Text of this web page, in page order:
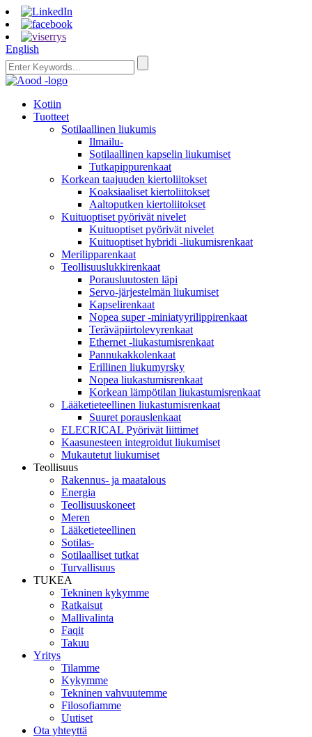
English
Kotiin
Tuotteet
Sotilaallinen liukumis
Ilmailu-
Sotilaallinen kapselin liukumiset
Tutkapippurenkaat
Korkean taajuuden kiertoliitokset
Koaksiaaliset kiertoliitokset
Aaltoputken kiertoliitokset
Kuituoptiset pyörivät nivelet
Kuituoptiset pyörivät nivelet
Kuituoptiset hybridi -liukumisrenkaat
Merilipparenkaat
Teollisuuslukkirenkaat
Porausluutosten läpi
Servo-järjestelmän liukumiset
Kapselirenkaat
Nopea super -miniatyyrilippirenkaat
Teräväpiirtolevyrenkaat
Ethernet -liukastumisrenkaat
Pannukakkolenkaat
Erillinen liukumyrsky
Nopea liukastumisrenkaat
Korkean lämpötilan liukastumisrenkaat
Lääketieteellinen liukastumisrenkaat
Suuret porauslenkaat
ELECRICAL Pyörivät liittimet
Kaasunesteen integroidut liukumiset
Mukautetut liukumiset
Teollisuus
Rakennus- ja maatalous
Energia
Teollisuuskoneet
Meren
Lääketieteellinen
Sotilas-
Sotilaalliset tutkat
Turvallisuus
TUKEA
Tekninen kykymme
Ratkaisut
Mallivalinta
Faqit
Takuu
Yritys
Tilamme
Kykymme
Tekninen vahvuutemme
Filosofiamme
Uutiset
Ota yhteyttä